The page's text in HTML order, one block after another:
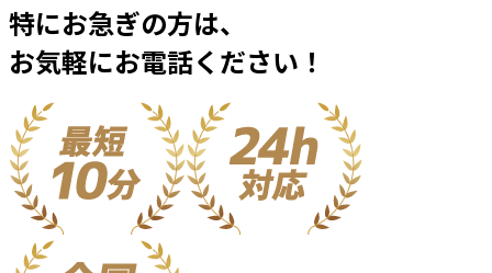
特にお急ぎの方は、
お気軽にお電話ください！